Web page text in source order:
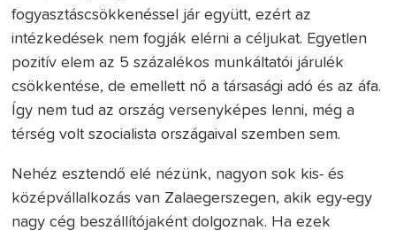
fogyasztáscsökkenéssel jár együtt, ezért az
intézkedések nem fogják elérni a céljukat. Egyetlen
pozitív elem az 5 százalékos munkáltatói járulék
csökkentése, de emellett nő a társasági adó és az áfa.
Így nem tud az ország versenyképes lenni, még a
térség volt szocialista országaival szemben sem.
Nehéz esztendő elé nézünk, nagyon sok kis- és
középvállalkozás van Zalaegerszegen, akik egy-egy
nagy cég beszállítójaként dolgoznak. Ha ezek